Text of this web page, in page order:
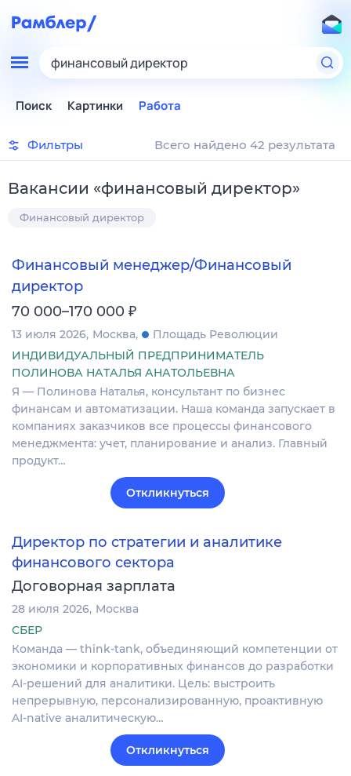
финансовый директор
Поиск Картинки Работа
Фильтры Всего найдено 42 результата
Вакансии «финансовый директор»
Финансовый директор
Финансовый менеджер/Финансовый
директор
70 000–170 000 ₽
13 июля 2026 Москва
Площадь Революции
ИНДИВИДУАЛЬНЫЙ ПРЕДПРИНИМАТЕЛЬ
ПОЛИНОВА НАТАЛЬЯ АНАТОЛЬЕВНА
Я — Полинова Наталья, консультант по бизнес
финансам и автоматизации. Наша команда запускает в
компаниях заказчиков все процессы финансового
менеджмента: учет, планирование и анализ. Главный
продукт…
Откликнуться
Директор по стратегии и аналитике
финансового сектора
Договорная зарплата
28 июля 2026 Москва
СБЕР
Команда — think-tank, объединяющий компетенции от
экономики и корпоративных финансов до разработки
AI-решений для аналитики. Цель: выстроить
непрерывную, персонализированную, проактивную
AI-native аналитическую…
Откликнуться